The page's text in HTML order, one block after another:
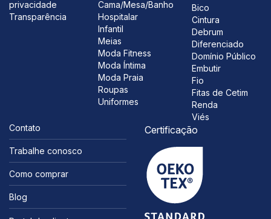
privacidade
Transparência
Cama/Mesa/Banho
Hospitalar
Infantil
Meias
Moda Fitness
Moda Íntima
Moda Praia
Roupas
Uniformes
Bico
Cintura
Debrum
Diferenciado
Domínio Público
Embutir
Fio
Fitas de Cetim
Renda
Viés
Contato
Trabalhe conosco
Como comprar
Blog
Certificação